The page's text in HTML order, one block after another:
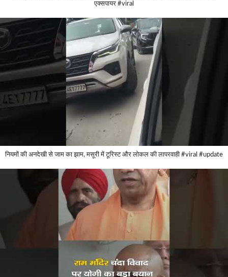
एक्सपायर #viral
नियमों की अनदेखी से जाम का झाम, मसूरी में टूरिस्ट और लोकल की लापरवाही #viral #update